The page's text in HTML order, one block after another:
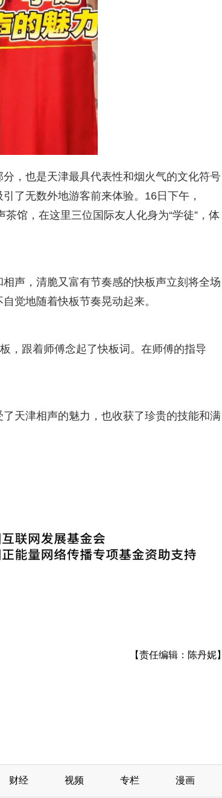
，也是天津最具代表性和烟火气的文化符号
了无数外地游客前来体验。16日下午，
馆，在这里三位国际友人化身为“学徒”，体
声，清脆又富有节奏感的快板声立刻将全场
觉地随着快板节奏晃动起来。
，跟着师傅念起了快板词。在师傅的指导
天津相声的魅力，也收获了珍贵的技能和满
【责任编辑：陈丹妮】
财经 视频 专栏 漫画